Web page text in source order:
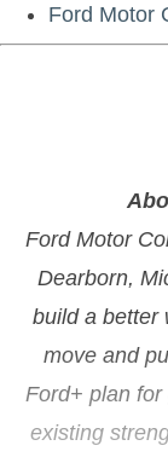
Ford Motor
Ford Motor
Dearborn,
build a better
move and
Ford+ plan
existing